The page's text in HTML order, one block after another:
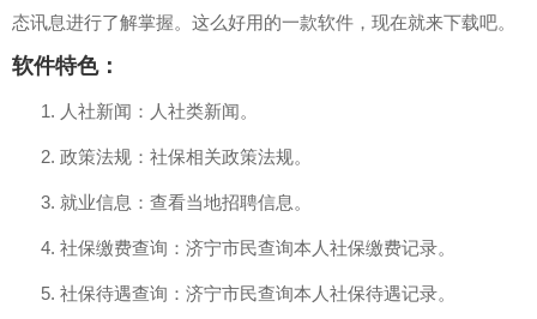
态讯息进行了解掌握。这么好用的一款软件，现在就来下载吧。
软件特色：
1. 人社新闻：人社类新闻。
2. 政策法规：社保相关政策法规。
3. 就业信息：查看当地招聘信息。
4. 社保缴费查询：济宁市民查询本人社保缴费记录。
5. 社保待遇查询：济宁市民查询本人社保待遇记录。